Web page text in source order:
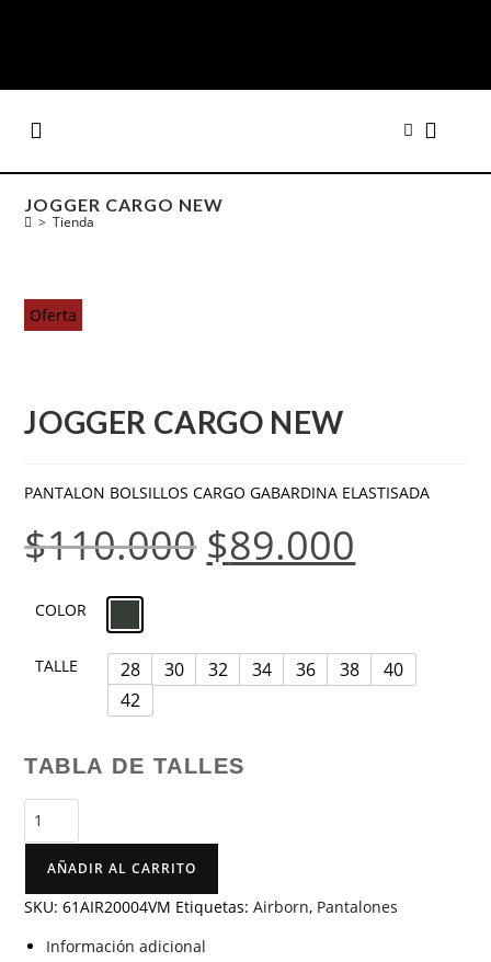
JOGGER CARGO NEW
> Tienda
Oferta
JOGGER CARGO NEW
PANTALON BOLSILLOS CARGO GABARDINA ELASTISADA
$110.000 $89.000
COLOR
TALLE 28 30 32 34 36 38
40
42
TABLA DE TALLES
AÑADIR AL CARRITO
SKU:61AIR20004VM Etiquetas:Airborn, Pantalones
Información adicional